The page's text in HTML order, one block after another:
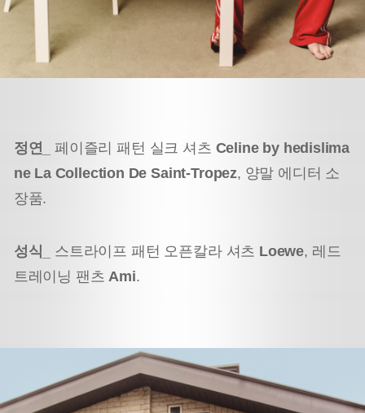
정연_ 페이즐리 패턴 실크 셔츠 Celine by hedislima
ne La Collection De Saint-Tropez, 양말 에디터 소
장품.
성식_ 스트라이프 패턴 오픈칼라 셔츠 Loewe, 레드
트레이닝 팬츠 Ami.